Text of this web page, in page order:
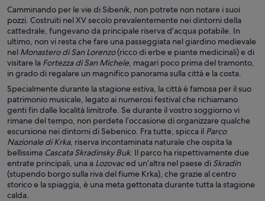
Camminando per le vie di Sibenik, non potrete non notare i suoi
pozzi. Costruiti nel XV secolo prevalentemente nei dintorni della
cattedrale, fungevano da principale riserva d’acqua potabile. In
ultimo, non vi resta che fare una passeggiata nel giardino medievale
nel Monastero di San Lorenzo(ricco di erbe e piante medicinali) e di
visitare la Fortezza di San Michele, magari poco prima del tramonto,
in grado di regalare un magnifico panorama sulla città e la costa.
Specialmente durante la stagione estiva, la città è famosa per il suo
patrimonio musicale, legato ai numerosi festival che richiamano
genti fin dalle località limitrofe. Se durante il vostro soggiorno vi
rimane del tempo, non perdete l’occasione di organizzare qualche
escursione nei dintorni di Sebenico. Fra tutte, spicca il Parco
Nazionale di Krka, riserva incontaminata naturale che ospita la
bellissima Cascata Skradinsky Buk. Il parco ha rispettivamente due
entrate principali, una a Lozovaced un’altra nel paese di Skradin
(stupendo borgo sulla riva del fiume Krka), che grazie al centro
storico e la spiaggia, è una meta gettonata durante tutta la stagione
calda.